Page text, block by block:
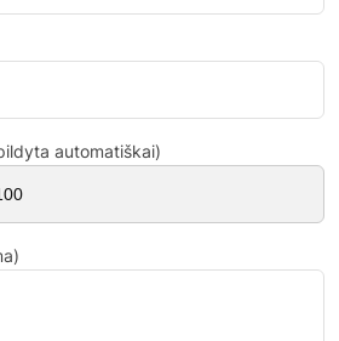
automatiškai)